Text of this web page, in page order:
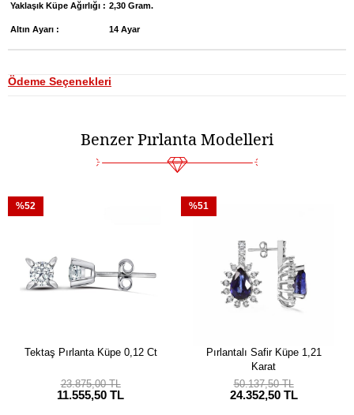
Yaklaşık Küpe Ağırlığı : 2,30 Gram.
Altın Ayarı : 14 Ayar
Ödeme Seçenekleri
Benzer Pırlanta Modelleri
Tektaş Pırlanta Küpe 0,12 Ct
11.555,50 TL
23.875,00 TL
%52
Pırlantalı Safir Küpe 1,21
Karat
24.352,50 TL
50.137,50 TL
%51